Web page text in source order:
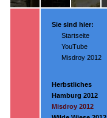
Sie sind hier:
Startseite
YouTube
Misdroy 2012
Herbstliches
Hamburg 2012
Misdroy 2012